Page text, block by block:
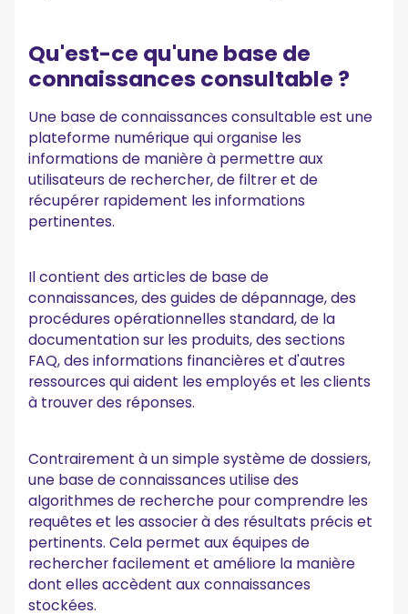
Qu'est-ce qu'une base de
connaissances consultable ?
Une base de connaissances consultable est une
plateforme numérique qui organise les
informations de manière à permettre aux
utilisateurs de rechercher, de filtrer et de
récupérer rapidement les informations
pertinentes.
Il contient des articles de base de
connaissances, des guides de dépannage, des
procédures opérationnelles standard, de la
documentation sur les produits, des sections
FAQ, des informations financières et d'autres
ressources qui aident les employés et les clients
à trouver des réponses.
Contrairement à un simple système de dossiers,
une base de connaissances utilise des
algorithmes de recherche pour comprendre les
requêtes et les associer à des résultats précis et
pertinents. Cela permet aux équipes de
rechercher facilement et améliore la manière
dont elles accèdent aux connaissances
stockées.